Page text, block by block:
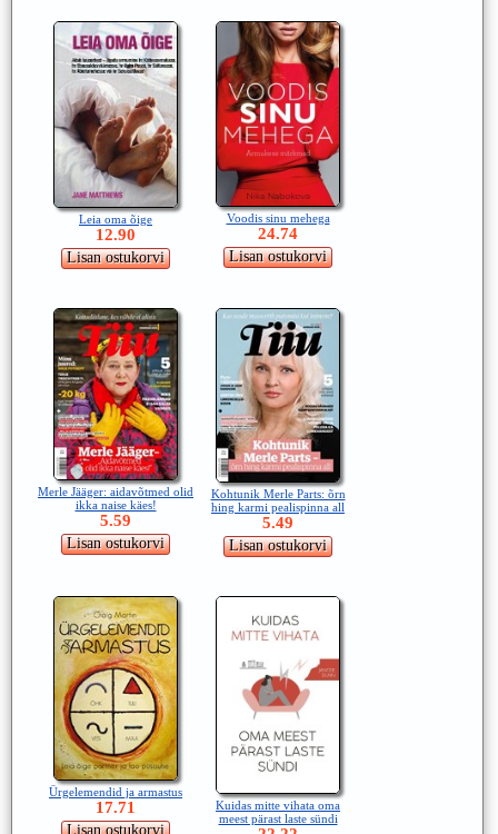
Leia oma õige
12.90
Voodis sinu mehega
24.74
Merle Jääger: aidavõtmed olid
ikka naise käes!
5.59
Kohtunik Merle Parts: õrn
hing karmi pealispinna all
5.49
Ürgelemendid ja armastus
17.71
Kuidas mitte vihata oma
meest pärast laste sündi